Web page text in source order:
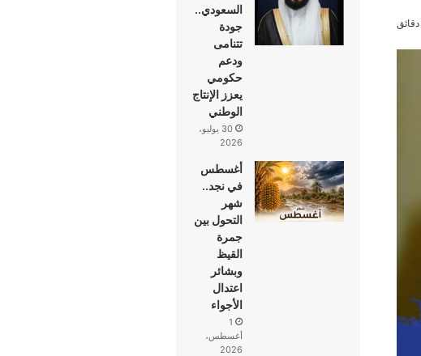
السعودي..
جودة
تتنامى
ودعم
حكومي
يعزز الإنتاج
الوطني
30 يوليو،
2026
أغسطس
في نجد..
شهر
التحول بين
جمرة
القيظ
وبشائر
اعتدال
الأجواء
1
أغسطس،
2026